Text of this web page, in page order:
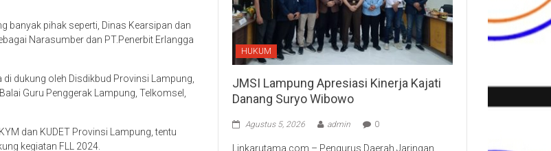
banyak pihak seperti, Dinas Kearsipan dan
Narasumber dan PT.Penerbit Erlangga
dukung oleh Disdikbud Provinsi Lampung,
Guru Penggerak Lampung, Telkomsel,
dan KUDET Provinsi Lampung, tentu
kegiatan FLL 2024.
HUKUM
JMSI Lampung Apresiasi Kinerja Kajati
Danang Suryo Wibowo
Agustus 5, 2026 admin 0
Linkarutama.com – Pengurus Daerah Jaringan